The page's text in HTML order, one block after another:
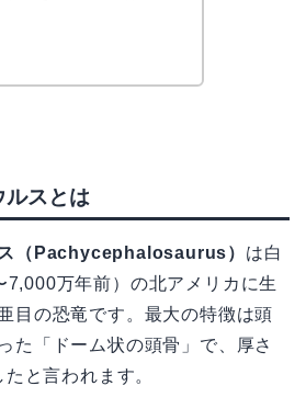
ルスとは
（Pachycephalosaurus） は白
7,000万年前）の北アメリカに生
目の恐竜です。最大の特徴は頭
た「ドーム状の頭骨」で、厚さ
と言われます。